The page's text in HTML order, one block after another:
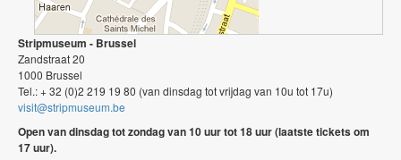
Stripmuseum - Brussel
Zandstraat 20
1000 Brussel
Tel.: + 32 (0)2 219 19 80 (van dinsdag tot vrijdag van 10u tot 17u)
visit@stripmuseum.be
Open van dinsdag tot zondag van 10 uur tot 18 uur (laatste tickets om
17 uur).